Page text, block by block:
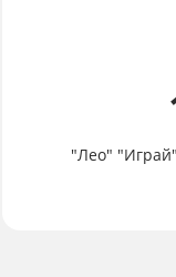
"Лео"